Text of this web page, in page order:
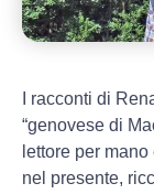
I racconti di
“genovese di
lettore per
nel presente,